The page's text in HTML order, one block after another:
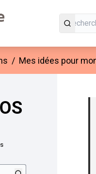
/ Mes idées pour
Passer